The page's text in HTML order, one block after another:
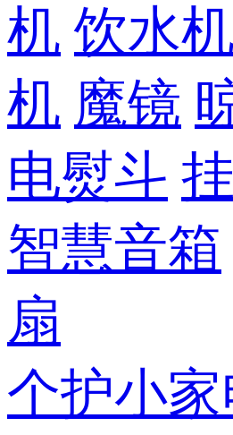
机 饮水机
机 魔镜
电熨斗
智慧音箱
扇
个护小